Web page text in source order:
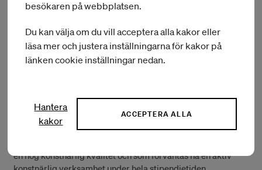
32 konstnärer inom områdena bild och
tilldelas Konstnärsnämndens 10-åriga
långtidsstipendium
en hög konstnärlig kvalitet och som förväntas ha en aktiv
besökaren på webbplatsen.
Du kan välja om du vill acceptera alla kakor eller
läsa mer och justera inställningarna för kakor på
länken cookie inställningar nedan.
Hantera
kakor
ACCEPTERA ALLA